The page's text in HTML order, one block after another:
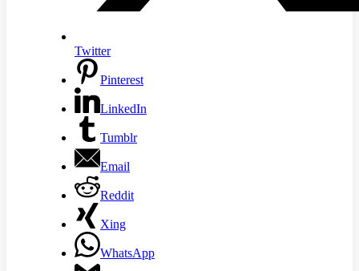
Twitter
Pinterest
LinkedIn
Tumblr
Email
Reddit
Xing
WhatsApp